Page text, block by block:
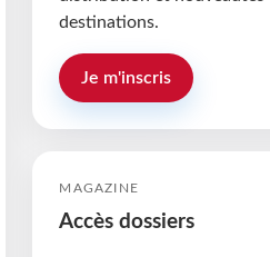
destinations.
Je m'inscris
MAGAZINE
Accès dossiers